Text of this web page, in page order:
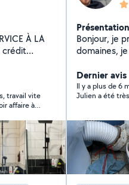
crédit
déchets et
vous.
travail vite
affaire à
Présentation
Bonjour, je
domaines,
vous soyez
bien fait. Pour toutes demande n'hésitez pas à me
Dernier
Il y a plus de 6
Julien a été